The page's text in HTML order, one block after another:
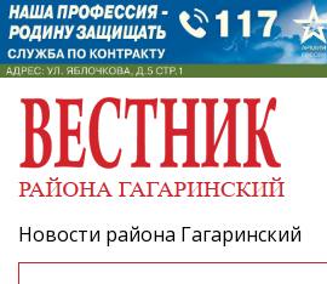
Новости района Гагаринский